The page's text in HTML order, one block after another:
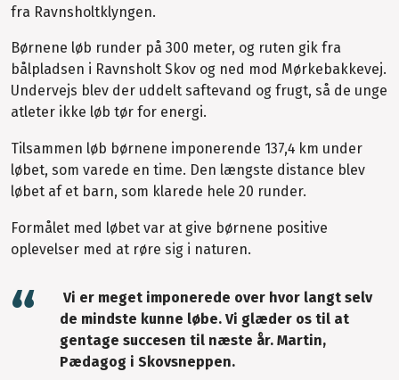
fra Ravnsholtklyngen.
Børnene løb runder på 300 meter, og ruten gik fra
bålpladsen i Ravnsholt Skov og ned mod Mørkebakkevej.
Undervejs blev der uddelt saftevand og frugt, så de unge
atleter ikke løb tør for energi.
Tilsammen løb børnene imponerende 137,4 km under
løbet, som varede en time. Den længste distance blev
løbet af et barn, som klarede hele 20 runder.
Formålet med løbet var at give børnene positive
oplevelser med at røre sig i naturen.
Vi er meget imponerede over hvor langt selv
de mindste kunne løbe. Vi glæder os til at
gentage succesen til næste år. Martin,
Pædagog i Skovsneppen.